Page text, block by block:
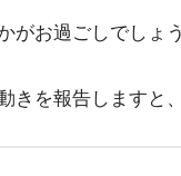
がお過ごしでし
きを報告しますと、